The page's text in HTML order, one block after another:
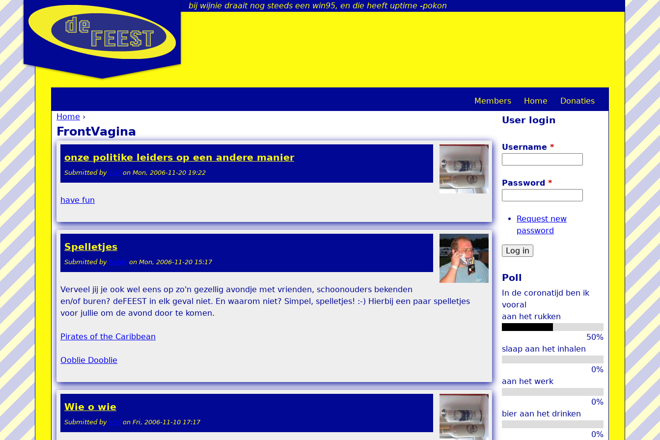
Jump to navigation
bij wijnie draait nog steeds een win95, en die heeft uptime -pokon
You are here
Home ›
FrontVagina
onze politike leiders op een andere manier
Submitted by stel on Mon, 2006-11-20 19:22
have fun
Spelletjes
Submitted by teddy on Mon, 2006-11-20 15:17
Verveel jij je ook wel eens op zo'n gezellig avondje met vrienden, schoonouders bekenden
en/of buren? deFEEST in elk geval niet. En waarom niet? Simpel, spelletjes! :-) Hierbij een paar spelletjes
voor jullie om de avond door te komen.
Pirates of the Caribbean
Ooblie Dooblie
Wie o wie
Submitted by stel on Fri, 2006-11-10 17:17
M
i
n
m
u
Members Home Donaties
User login
Username*
Password*
Request new
password
Poll
In de coronatijd ben ik
vooral
aan het rukken
50%
slaap aan het inhalen
0%
aan het werk
0%
bier aan het drinken
0%